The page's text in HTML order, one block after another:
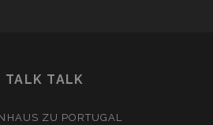
TALK TALK
ZU PORTUGAL